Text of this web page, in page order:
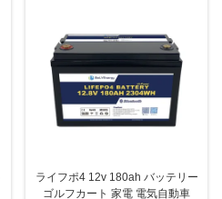
ライフポ4 12v 180ah バッテリー
ゴルフカート 家電 電気自動車